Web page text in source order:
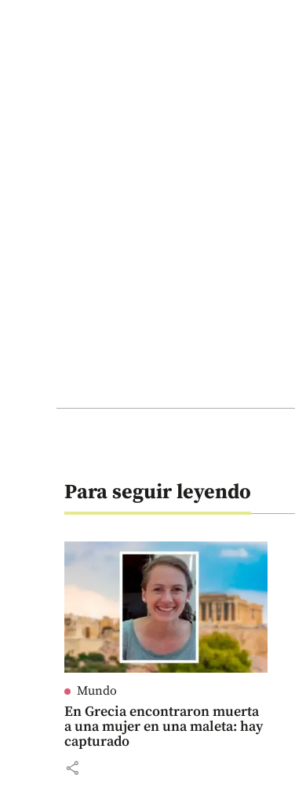
Para seguir leyendo
Mundo
En Grecia encontraron muerta
a una mujer en una maleta: hay
capturado
share